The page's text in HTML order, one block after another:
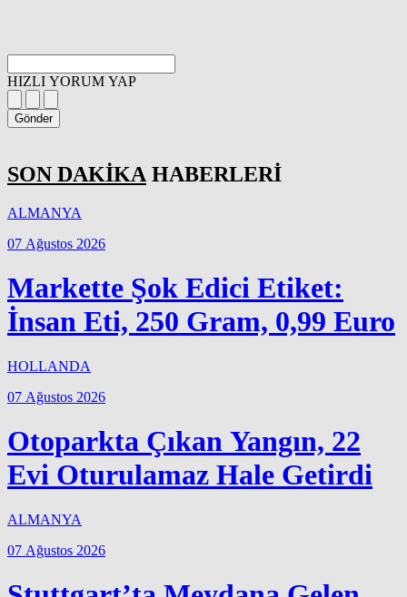
HIZLI YORUM YAP
Gönder
SON DAKİKA HABERLERİ
ALMANYA
07 Ağustos 2026
Markette Şok Edici Etiket:
İnsan Eti, 250 Gram, 0,99 Euro
HOLLANDA
07 Ağustos 2026
Otoparkta Çıkan Yangın, 22
Evi Oturulamaz Hale Getirdi
ALMANYA
07 Ağustos 2026